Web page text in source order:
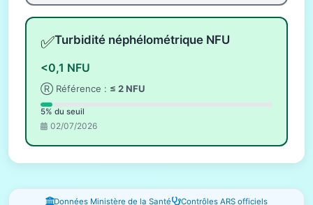
✅Turbidité néphélométrique NFU
<0,1 NFU
Ⓡ Référence : ≤ 2 NFU
5% du seuil
02/07/2026
Fenêtres d'information
Données Ministère de la Santé Contrôles ARS officiels